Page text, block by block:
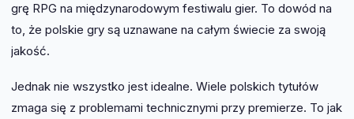
grę RPG na międzynarodowym festiwalu gier. To dowód na
to, że polskie gry są uznawane na całym świecie za swoją
jakość.
Jednak nie wszystko jest idealne. Wiele polskich tytułów
zmaga się z problemami technicznymi przy premierze. To jak